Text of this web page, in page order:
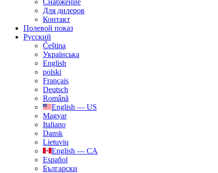
Cнабжение
Для дилеров
Контакт
Полевой показ
Русский
Čeština
Українська
English
polski
Français
Deutsch
Română
English — US
Magyar
Italiano
Dansk
Lietuvių
English — CA
Español
Български